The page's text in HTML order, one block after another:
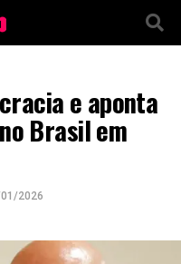
e aponta
Brasil em
2026